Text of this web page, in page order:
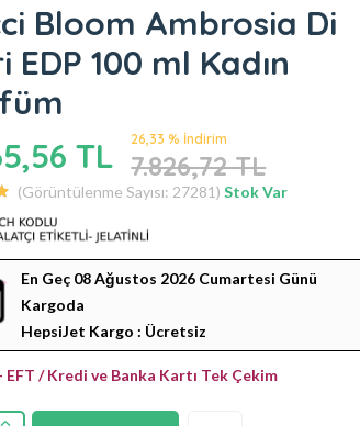
Bloom Ambrosia Di
EDP 100 ml Kadın
TL
26,33 % İndirim
7.826,72 TL
(Görüntülenme Sayısı: 27281) Stok Var
En Geç 08 Ağustos 2026 Cumartesi Günü
Kargoda
HepsiJet Kargo : Ücretsiz
EFT / Kredi ve Banka Kartı Tek Çekim